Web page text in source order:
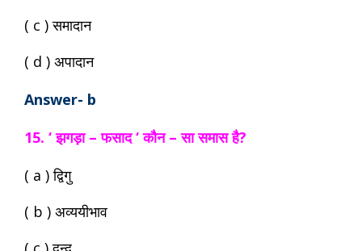
( c ) समादान
( d ) अपादान
Answer- b
15. ‘ झगड़ा – फसाद ‘ कौन – सा समास है?
( a ) द्विगु
( b ) अव्ययीभाव